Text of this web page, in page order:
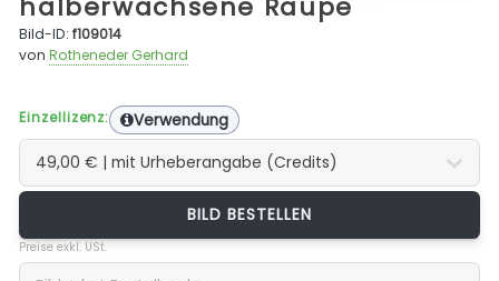
Bild-ID:f109014
vonRotheneder Gerhard
Einzellizenz: Verwendung
BILD BESTELLEN
Preise exkl. USt.